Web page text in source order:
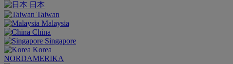
日本
Taiwan
Malaysia
China
Singapore
Korea
NORDAMERIKA